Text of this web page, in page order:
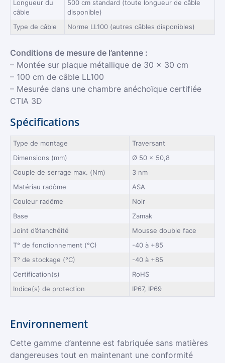
Longueur du
câble
500 cm standard (toute longueur de câble
disponible)
Type de câble
Norme LL100 (autres câbles disponibles)
Conditions de mesure de l’antenne :
– Montée sur plaque métallique de 30 x 30 cm
– 100 cm de câble LL100
– Mesurée dans une chambre anéchoïque certifiée
CTIA 3D
Spécifications
Type de montage
Traversant
Dimensions (mm)
Ø 50 x 50,8
Couple de serrage max. (Nm)
3 nm
Matériau radôme
ASA
Couleur radôme
Noir
Base
Zamak
Joint d’étanchéité
Mousse double face
T° de fonctionnement (°C)
-40 à +85
T° de stockage (°C)
-40 à +85
Certification(s)
RoHS
Indice(s) de protection
IP67, IP69
Environnement
Cette gamme d’antenne est fabriquée sans matières
dangereuses tout en maintenant une conformité